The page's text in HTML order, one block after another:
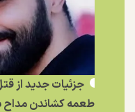
جزئیات جدید از